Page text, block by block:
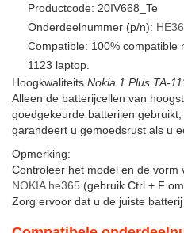
Productcode: 20IV668_Te
Onderdeelnummer (p/n):
Compatible: 100% compatible
1123 laptop.
Hoogkwaliteits Nokia 1 Plus TA-
Alleen de batterijcellen van
goedgekeurde batterijen
garandeert u gemoedsrust als u
Opmerking:
Controleer het model en de vorm
NOKIA he365 (gebruik Ctrl + F
Zorg ervoor dat u de juiste batterij